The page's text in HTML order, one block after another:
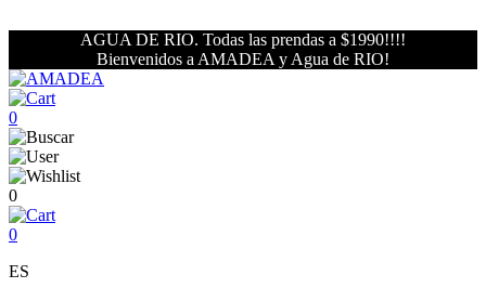
AGUA DE RIO. Todas las prendas a $1990!!!!
Bienvenidos a AMADEA y Agua de RIO!
0
0
0
ES